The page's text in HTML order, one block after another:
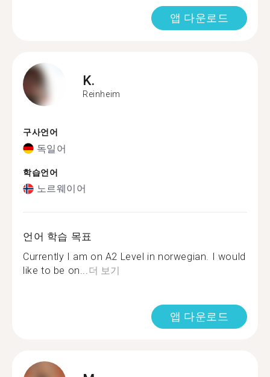
앱 다운로드
K.
Reinheim
구사언어
독일어
학습언어
노르웨이어
언어 학습 목표
Currently I am on A2 Level in norwegian. I would
like to be on...더 보기
앱 다운로드